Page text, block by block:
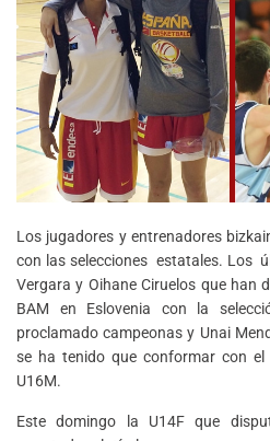
Los jugadores y entrenadores
con las selecciones estatales. Los
Vergara y Oihane Ciruelos que han
BAM en Eslovenia con la
proclamado campeonas y Unai
se ha tenido que conformar con
U16M.
Este domingo la U14F que